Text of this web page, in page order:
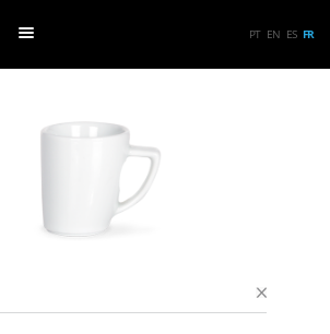
PT EN ES FR